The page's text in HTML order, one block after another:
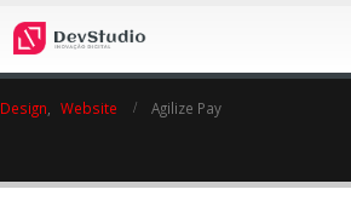
Design Website Agilize Pay